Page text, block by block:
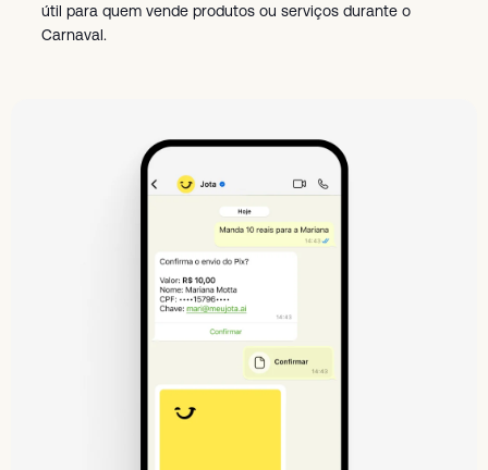
útil para quem vende produtos ou serviços durante o
Carnaval.